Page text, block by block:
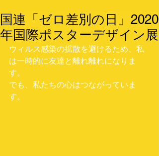
国連「ゼロ差別の日」2020
年国際ポスターデザイン展
ウィルス感染の拡散を避けるため、私
は一時的に友達と離れ離れになりま
す。
でも、私たちの心はつながっていま
す。